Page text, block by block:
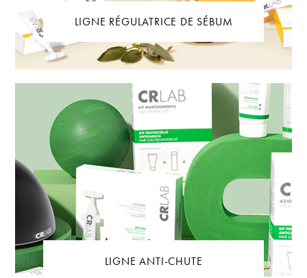
LIGNE RÉGULATRICE DE SÉBUM
LIGNE ANTI-CHUTE